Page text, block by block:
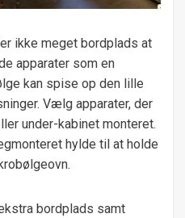
ikke meget bordplads at
apparater som en
kan spise op den lille
Vælg apparater, der
under-kabinet monteret.
hylde til at holde
bordplads samt